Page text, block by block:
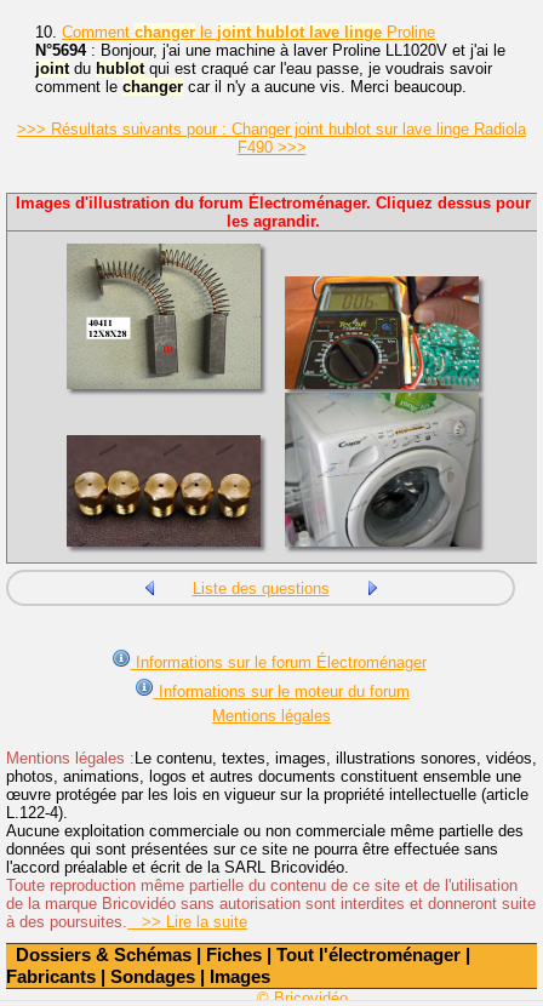
Dossiers & Schémas | Fiches | Tout l'électroménager |
Fabricants | Sondages | Images
10. Comment changer le joint hublot lave linge Proline
N°5694: Bonjour, j'ai une machine à laver Proline LL1020V et j'ai le
jointdu hublotqui est craqué car l'eau passe, je voudrais savoir
comment le changer car il n'y a aucune vis. Merci beaucoup.
>>> Résultats suivants pour : Changer joint hublot sur lave linge Radiola
F490 >>>
Images d'illustration du forum Électroménager. Cliquez dessus pour
les agrandir.
Liste des questions
Informations sur le forum Électroménager
Informations sur le moteur du forum
Mentions légales
Mentions légales : Le contenu, textes, images, illustrations sonores, vidéos,
photos, animations, logos et autres documents constituent ensemble une
œuvre protégée par les lois en vigueur sur la propriété intellectuelle (article
L.122-4).
Aucune exploitation commerciale ou non commerciale même partielle des
données qui sont présentées sur ce site ne pourra être effectuée sans
l'accord préalable et écrit de la SARL Bricovidéo.
Toute reproduction même partielle du contenu de ce site et de l'utilisation
de la marque Bricovidéo sans autorisation sont interdites et donneront suite
à des poursuites.
>> Lire la suite
© Bricovidéo